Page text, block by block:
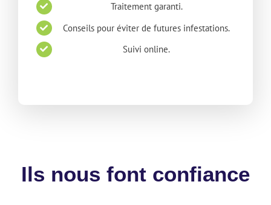
Traitement garanti.
Conseils pour éviter de futures infestations.
Suivi online.
Ils nous font confiance